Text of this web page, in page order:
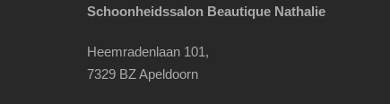
Schoonheidssalon Beautique Nathalie
Heemradenlaan 101,
7329 BZ Apeldoorn